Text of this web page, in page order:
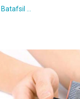
Batafsil ...